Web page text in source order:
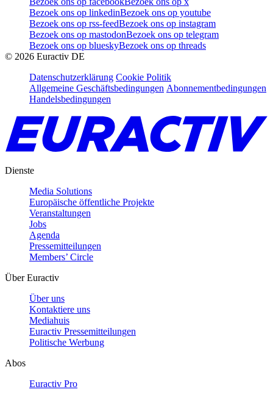
Bezoek ons op linkedinBezoek ons op youtube
Bezoek ons op rss-feedBezoek ons op instagram
Bezoek ons op mastodonBezoek ons op telegram
Bezoek ons op blueskyBezoek ons op threads
© 2026 Euractiv DE
Datenschutzerklärung Cookie Politik
Allgemeine Geschäftsbedingungen Abonnementbedingungen
Handelsbedingungen
Dienste
Media Solutions
Europäische öffentliche Projekte
Veranstaltungen
Jobs
Agenda
Pressemitteilungen
Members’ Circle
Über Euractiv
Über uns
Kontaktiere uns
Mediahuis
Euractiv Pressemitteilungen
Politische Werbung
Abos
Euractiv Pro